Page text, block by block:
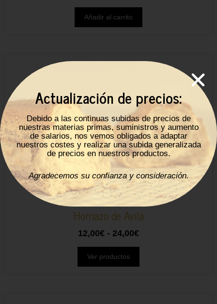
Añadir al carrito
Hornazo de Avila
12,00€ - 24,00€
Ver productos
Actualización de precios:
Debido a las continuas subidas de precios de
nuestras materias primas, suministros y aumento
de salarios, nos vemos obligados a adaptar
nuestros costes y realizar una subida generalizada
de precios en nuestros productos.
Agradecemos su confianza y consideración.